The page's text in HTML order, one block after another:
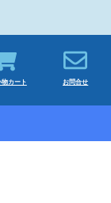
物カート お問合せ